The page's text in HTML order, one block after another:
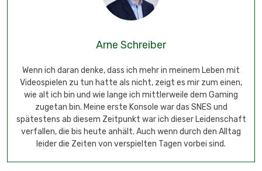
Arne Schreiber
Wenn ich daran denke, dass ich mehr in meinem Leben mit
Videospielen zu tun hatte als nicht, zeigt es mir zum einen,
wie alt ich bin und wie lange ich mittlerweile dem Gaming
zugetan bin. Meine erste Konsole war das SNES und
spätestens ab diesem Zeitpunkt war ich dieser Leidenschaft
verfallen, die bis heute anhält. Auch wenn durch den Alltag
leider die Zeiten von verspielten Tagen vorbei sind.